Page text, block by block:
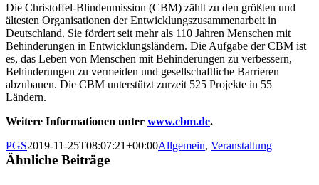
Die Christoffel-Blindenmission (CBM) zählt zu den größten und
ältesten Organisationen der Entwicklungszusammenarbeit in
Deutschland. Sie fördert seit mehr als 110 Jahren Menschen mit
Behinderungen in Entwicklungsländern. Die Aufgabe der CBM ist
es, das Leben von Menschen mit Behinderungen zu verbessern,
Behinderungen zu vermeiden und gesellschaftliche Barrieren
abzubauen. Die CBM unterstützt zurzeit 525 Projekte in 55
Ländern.
Weitere Informationen unter www.cbm.de.
PGS2019-11-25T08:07:21+00:00Allgemein, Veranstaltung|
Ähnliche Beiträge